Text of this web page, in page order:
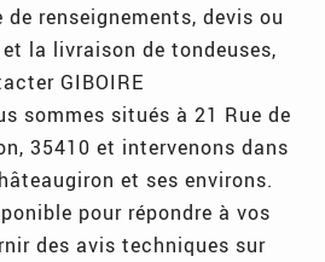
renseignements, devis ou
la livraison de tondeuses,
GIBOIRE
sommes situés à 21 Rue de
35410 et intervenons dans
et ses environs.
pour répondre à vos
des avis techniques sur